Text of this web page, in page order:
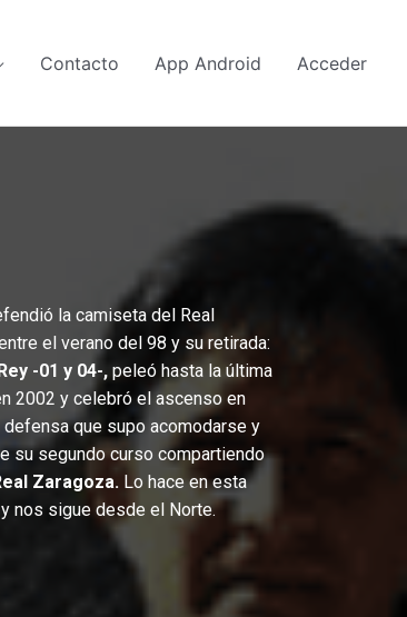
Contacto App Android Acceder
la camiseta del Real
el verano del 98 y su retirada:
-01 y 04-, peleó hasta la última
2002 y celebró el ascenso en
que supo acomodarse y
su segundo curso compartiendo
Zaragoza. Lo hace en esta
nos sigue desde el Norte.